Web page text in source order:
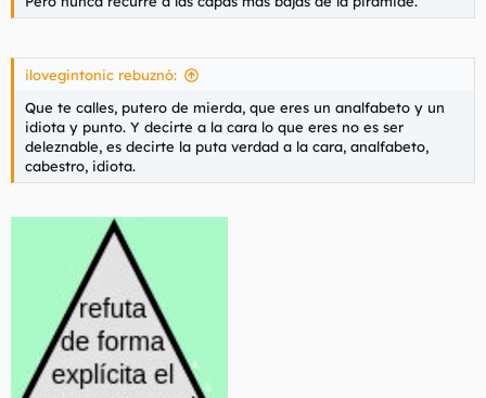
ilovegintonic rebuznó:
Que te calles, putero de mierda, que eres un analfabeto y un
idiota y punto. Y decirte a la cara lo que eres no es ser
deleznable, es decirte la puta verdad a la cara, analfabeto,
cabestro, idiota.